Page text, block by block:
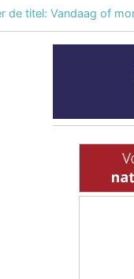
de titel: Vandaag of